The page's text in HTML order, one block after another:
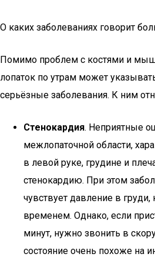
О каких заболеваниях говорит
Помимо проблем с костями и
лопаток по утрам может
серьёзные заболевания. К ним
Стенокардия. Неприятные
межлопаточной области,
в левой руке, грудине и
стенокардию. При этом
чувствует давление в груди,
временем. Однако, если
минут, нужно звонить в
состояние очень похоже на